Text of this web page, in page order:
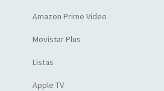
Amazon Prime Video
Movistar Plus
Listas
Apple TV